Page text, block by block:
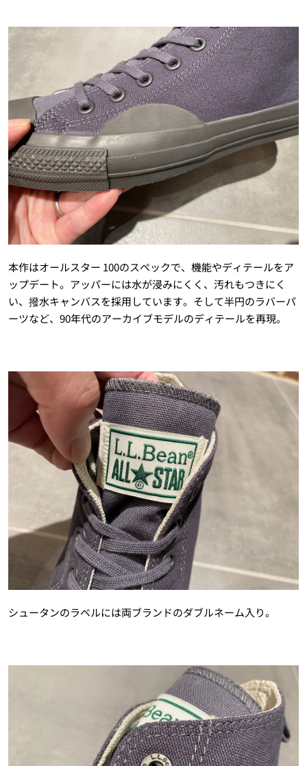
本作はオールスター 100のスペックで、機能やディテールをア
ップデート。アッパーには水が浸みにくく、汚れもつきにく
い、撥水キャンバスを採用しています。そして半円のラバーパ
ーツなど、90年代のアーカイブモデルのディテールを再現。
シュータンのラベルには両ブランドのダブルネーム入り。